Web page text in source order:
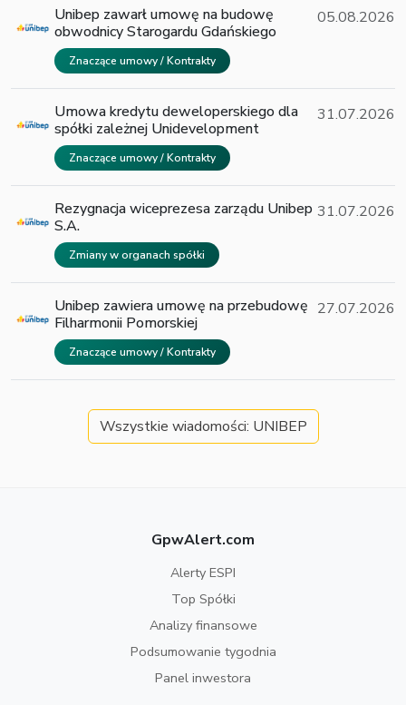
Unibep zawarł umowę na budowę
obwodnicy Starogardu Gdańskiego
Znaczące umowy / Kontrakty
05.08.2026
Umowa kredytu deweloperskiego dla
spółki zależnej Unidevelopment
Znaczące umowy / Kontrakty
31.07.2026
Rezygnacja wiceprezesa zarządu Unibep
S.A.
Zmiany w organach spółki
31.07.2026
Unibep zawiera umowę na przebudowę
Filharmonii Pomorskiej
Znaczące umowy / Kontrakty
27.07.2026
Wszystkie wiadomości: UNIBEP
GpwAlert.com
Alerty ESPI
Top Spółki
Analizy finansowe
Podsumowanie tygodnia
Panel inwestora